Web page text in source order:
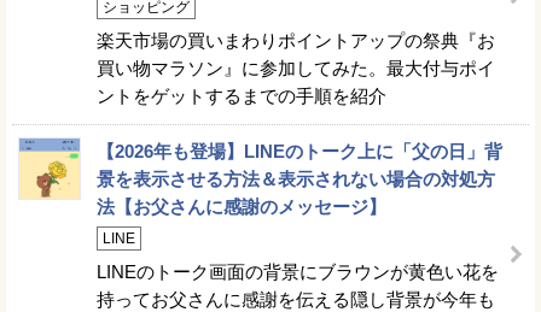
ショッピング
楽天市場の買いまわりポイントアップの祭典『お
買い物マラソン』に参加してみた。最大付与ポイ
ントをゲットするまでの手順を紹介
【2026年も登場】LINEのトーク上に「父の日」背
景を表示させる方法＆表示されない場合の対処方
法【お父さんに感謝のメッセージ】
LINE
LINEのトーク画面の背景にブラウンが黄色い花を
持ってお父さんに感謝を伝える隠し背景が今年も